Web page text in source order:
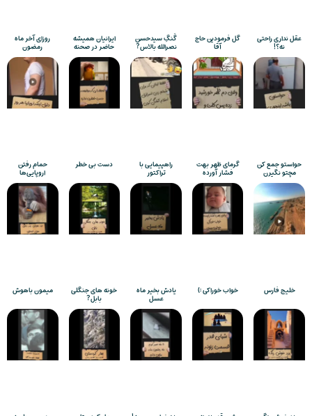
عقل نداری راحتی
نه؟!
گل فرمودین حاج
آقا
گَنگِ سیدحسن
نصرالله بالاس?
ایرانیان همیشه
حاضر در صحنه
روزای آخر ماه
رمضون
حواستو جمع کن
مچتو نگیرن
گرمای ظهر بهت
فشار آورده
راهپیمایی با
تراکتور
دست بی خطر حمام رفتن
اروپایی‌ها
خلیج فارس خواب خوراکی :) یادش بخیر ماه
عسل
خونه های جنگلی
بابل?
میمون باهوش